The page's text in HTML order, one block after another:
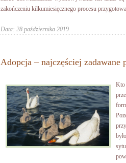
zakończeniu kilkumiesięcznego procesu
Data: 28 października 2019
Adopcja – najczęściej zadawane
Kto